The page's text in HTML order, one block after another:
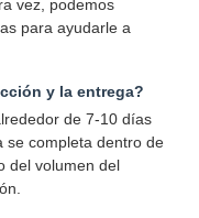
vez, podemos
para ayudarle a
y la entrega?
de 7-10 días
se completa dentro de
del volumen del